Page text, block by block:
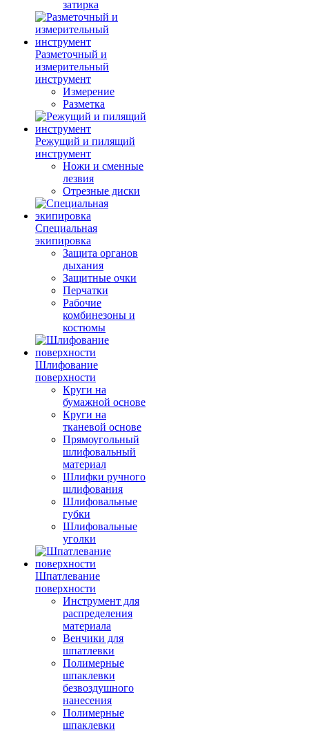
затирка
Разметочный и
измерительный
инструмент
Измерение
Разметка
Режущий и пилящий
инструмент
Ножи и сменные
лезвия
Отрезные диски
Специальная
экипировка
Защита органов
дыхания
Защитные очки
Перчатки
Рабочие
комбинезоны и
костюмы
Шлифование
поверхности
Круги на
бумажной основе
Круги на
тканевой основе
Прямоугольный
шлифовальный
материал
Шлифки ручного
шлифования
Шлифовальные
губки
Шлифовальные
уголки
Шпатлевание
поверхности
Инструмент для
распределения
материала
Венчики для
шпатлевки
Полимерные
шпаклевки
безвоздушного
нанесения
Полимерные
шпаклевки